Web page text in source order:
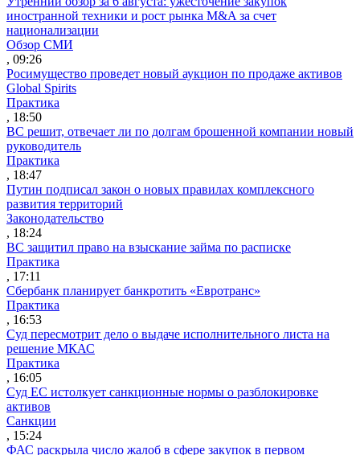
иностранной техники и рост рынка M&A за счет
национализации
Обзор СМИ
, 09:26
Росимущество проведет новый аукцион по продаже активов
Global Spirits
Практика
, 18:50
ВС решит, отвечает ли по долгам брошенной компании новый
руководитель
Практика
, 18:47
Путин подписал закон о новых правилах комплексного
развития территорий
Законодательство
, 18:24
ВС защитил право на взыскание займа по расписке
Практика
, 17:11
Сбербанк планирует банкротить «Евротранс»
Практика
, 16:53
Суд пересмотрит дело о выдаче исполнительного листа на
решение МКАС
Практика
, 16:05
Суд ЕС истолкует санкционные нормы о разблокировке
активов
Санкции
, 15:24
ФАС раскрыла число жалоб в сфере закупок в первом